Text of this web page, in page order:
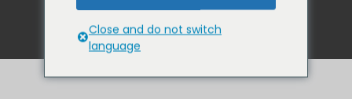
Close and do not switch
language